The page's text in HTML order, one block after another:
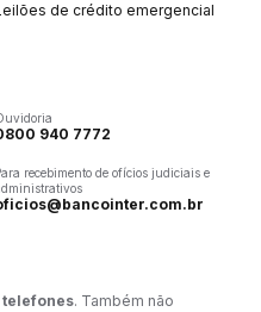
de crédito emergencial
940 7772
recebimento de ofícios judiciais e
telefones. Também não